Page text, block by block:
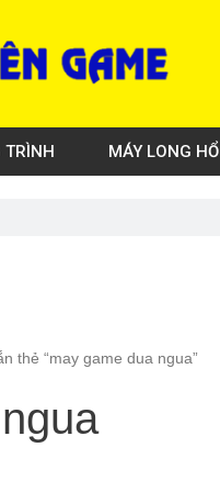
TRÌNH MÁY LONG HỔ
thẻ “may game dua ngua”